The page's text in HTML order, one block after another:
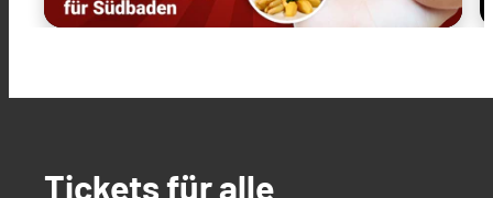
Tickets für alle